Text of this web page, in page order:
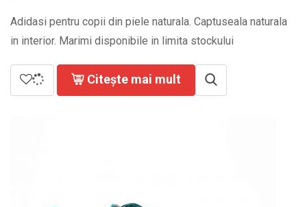
Adidasi pentru copii din piele naturala. Captuseala naturala
in interior. Marimi disponibile in limita stockului
Citește mai mult